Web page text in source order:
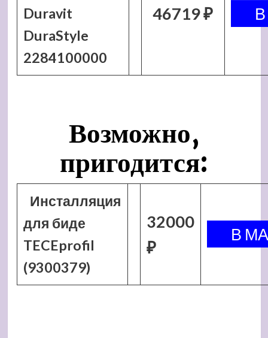
Duravit
DuraStyle
2284100000
46719 ₽
Возможно,
пригодится:
Инсталляция
для биде
TECEprofil
(9300379)
32000
₽